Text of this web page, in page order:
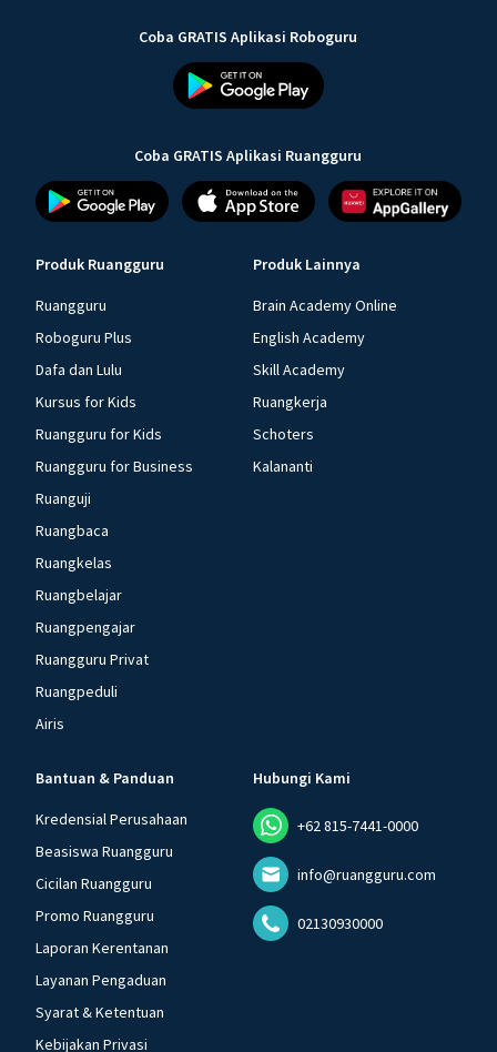
Coba GRATIS Aplikasi Roboguru
Coba GRATIS Aplikasi Ruangguru
Produk Ruangguru
Ruangguru
Roboguru Plus
Dafa dan Lulu
Kursus for Kids
Ruangguru for Kids
Ruangguru for Business
Ruanguji
Ruangbaca
Ruangkelas
Ruangbelajar
Ruangpengajar
Ruangguru Privat
Ruangpeduli
Airis
Produk Lainnya
Brain Academy Online
English Academy
Skill Academy
Ruangkerja
Schoters
Kalananti
Bantuan & Panduan
Kredensial Perusahaan
Beasiswa Ruangguru
Cicilan Ruangguru
Promo Ruangguru
Laporan Kerentanan
Layanan Pengaduan
Syarat & Ketentuan
Kebijakan Privasi
Hubungi Kami
+62 815-7441-0000
info@ruangguru.com
02130930000